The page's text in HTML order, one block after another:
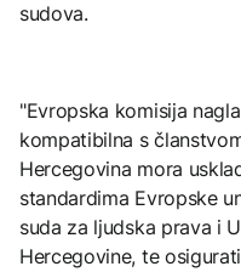
sudova.
"Evropska komisija
kompatibilna s
Hercegovina mora
standardima Evropske
suda za ljudska prava i
Hercegovine, te